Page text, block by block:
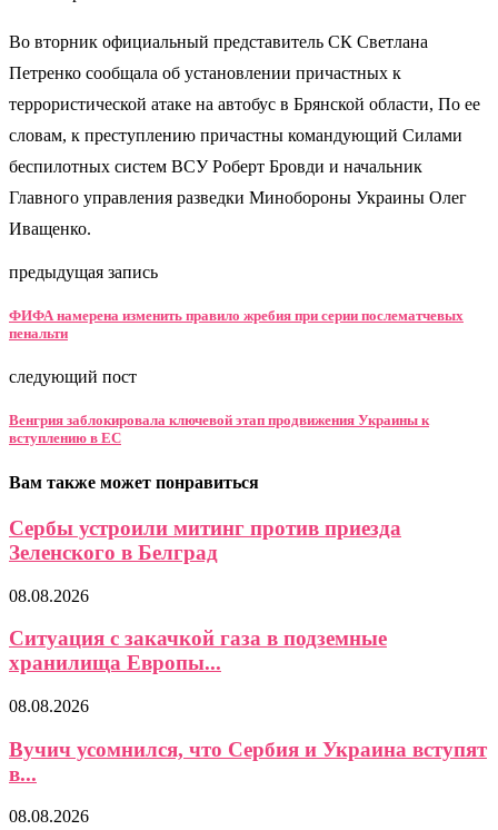
Во вторник официальный представитель СК Светлана
Петренко сообщала об установлении причастных к
террористической атаке на автобус в Брянской области, По ее
словам, к преступлению причастны командующий Силами
беспилотных систем ВСУ Роберт Бровди и начальник
Главного управления разведки Минобороны Украины Олег
Иващенко.
предыдущая запись
ФИФА намерена изменить правило жребия при серии послематчевых
пенальти
следующий пост
Венгрия заблокировала ключевой этап продвижения Украины к
вступлению в ЕС
Вам также может понравиться
Сербы устроили митинг против приезда
Зеленского в Белград
08.08.2026
Ситуация с закачкой газа в подземные
хранилища Европы...
08.08.2026
Вучич усомнился, что Сербия и Украина вступят
в...
08.08.2026